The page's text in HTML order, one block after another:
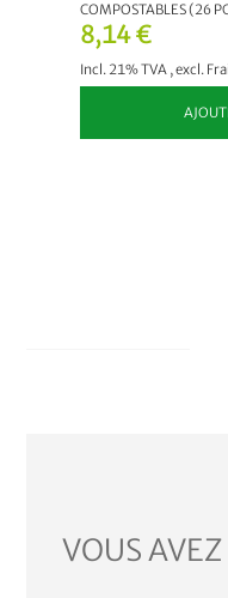
8,14 €
Incl. 21% TVA ,excl.
COMPOSTABLES (26
VOUS